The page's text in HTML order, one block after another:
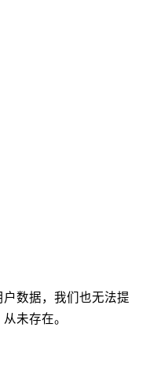
数据，我们也无法提
未存在。